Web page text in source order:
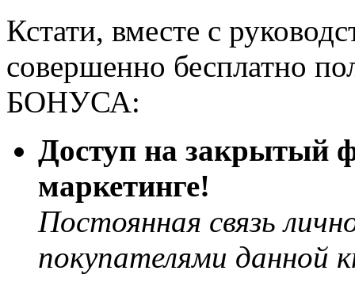
Кстати, вместе с
совершенно бесплатно
БОНУСА:
Доступ на закрытый
маркетинге!
Постоянная связь
покупателями данной